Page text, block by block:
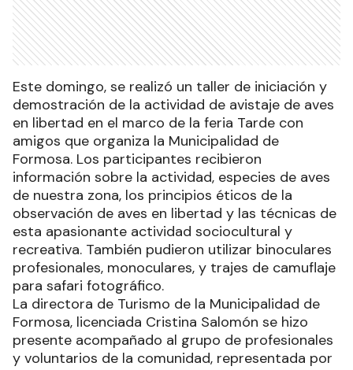
Este domingo, se realizó un taller de iniciación y
demostración de la actividad de avistaje de aves
en libertad en el marco de la feria Tarde con
amigos que organiza la Municipalidad de
Formosa. Los participantes recibieron
información sobre la actividad, especies de aves
de nuestra zona, los principios éticos de la
observación de aves en libertad y las técnicas de
esta apasionante actividad sociocultural y
recreativa. También pudieron utilizar binoculares
profesionales, monoculares, y trajes de camuflaje
para safari fotográfico.
La directora de Turismo de la Municipalidad de
Formosa, licenciada Cristina Salomón se hizo
presente acompañado al grupo de profesionales
y voluntarios de la comunidad, representada por